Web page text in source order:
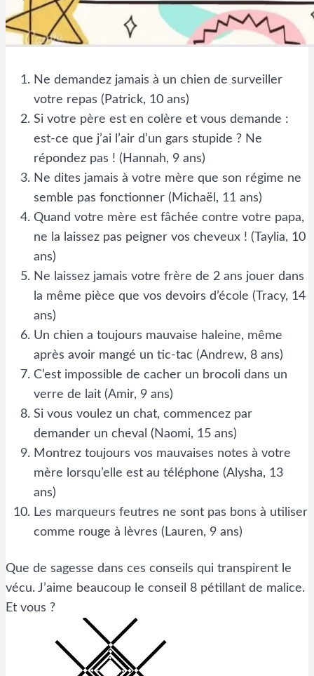
Ne demandez jamais à un chien de surveiller
votre repas (Patrick, 10 ans)
Si votre père est en colère et vous demande :
est-ce que j’ai l’air d’un gars stupide ? Ne
répondez pas ! (Hannah, 9 ans)
Ne dites jamais à votre mère que son régime ne
semble pas fonctionner (Michaël, 11 ans)
Quand votre mère est fâchée contre votre papa,
ne la laissez pas peigner vos cheveux ! (Taylia, 10
ans)
Ne laissez jamais votre frère de 2 ans jouer dans
la même pièce que vos devoirs d’école (Tracy, 14
ans)
Un chien a toujours mauvaise haleine, même
après avoir mangé un tic-tac (Andrew, 8 ans)
C’est impossible de cacher un brocoli dans un
verre de lait (Amir, 9 ans)
Si vous voulez un chat, commencez par
demander un cheval (Naomi, 15 ans)
Montrez toujours vos mauvaises notes à votre
mère lorsqu’elle est au téléphone (Alysha, 13
ans)
Les marqueurs feutres ne sont pas bons à utiliser
comme rouge à lèvres (Lauren, 9 ans)
Que de sagesse dans ces conseils qui transpirent le
vécu. J’aime beaucoup le conseil 8 pétillant de malice.
Et vous ?